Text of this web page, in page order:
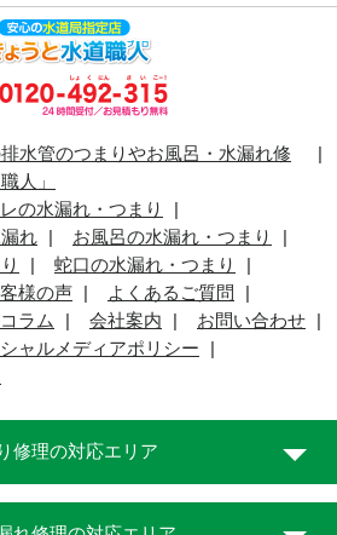
水管のつまりやお風呂・水漏れ修
人」
レの水漏れ・つまり
れ
お風呂の水漏れ・つまり
蛇口の水漏れ・つまり
様の声
よくあるご質問
ラム 会社案内
お問い合わせ
ャルメディアポリシー
修理の対応エリア